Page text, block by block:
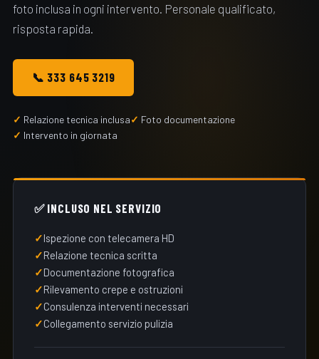
foto inclusa in ogni intervento. Personale qualificato,
risposta rapida.
📞 333 645 3219
Relazione tecnica inclusa
Foto documentazione
Intervento in giornata
✅ INCLUSO NEL SERVIZIO
Ispezione con telecamera HD
Relazione tecnica scritta
Documentazione fotografica
Rilevamento crepe e ostruzioni
Consulenza interventi necessari
Collegamento servizio pulizia